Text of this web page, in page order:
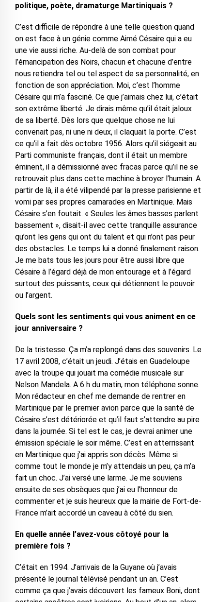
politique, poète, dramaturge Martiniquais ?
C’est difficile de répondre à une telle question quand
on est face à un génie comme Aimé Césaire qui a eu
une vie aussi riche. Au-delà de son combat pour
l’émancipation des Noirs, chacun et chacune d’entre
nous retiendra tel ou tel aspect de sa personnalité, en
fonction de son appréciation. Moi, c’est l’homme
Césaire qui m’a fasciné. Ce que j’aimais chez lui, c’était
son extrême liberté. Je dirais même qu’il était jaloux
de sa liberté. Dès lors que quelque chose ne lui
convenait pas, ni une ni deux, il claquait la porte. C’est
ce qu’il a fait dès octobre 1956. Alors qu’il siégeait au
Parti communiste français, dont il était un membre
éminent, il a démissionné avec fracas parce qu’il ne se
retrouvait plus dans cette machine à broyer l’humain. A
partir de là, il a été vilipendé par la presse parisienne et
vomi par ses propres camarades en Martinique. Mais
Césaire s’en foutait. « Seules les âmes basses parlent
bassement », disait-il avec cette tranquille assurance
qu’ont les gens qui ont du talent et qui n’ont pas peur
des obstacles. Le temps lui a donné finalement raison.
Je me bats tous les jours pour être aussi libre que
Césaire à l’égard déjà de mon entourage et à l’égard
surtout des puissants, ceux qui détiennent le pouvoir
ou l’argent.
Quels sont les sentiments qui vous animent en ce
jour anniversaire ?
De la tristesse. Ça m’a replongé dans des souvenirs. Le
17 avril 2008, c’était un jeudi. J’étais en Guadeloupe
avec la troupe qui jouait ma comédie musicale sur
Nelson Mandela. A 6 h du matin, mon téléphone sonne.
Mon rédacteur en chef me demande de rentrer en
Martinique par le premier avion parce que la santé de
Césaire s’est détériorée et qu’il faut s’attendre au pire
dans la journée. Si tel est le cas, je devrai animer une
émission spéciale le soir même. C’est en atterrissant
en Martinique que j’ai appris son décès. Même si
comme tout le monde je m’y attendais un peu, ça m’a
fait un choc. J’ai versé une larme. Je me souviens
ensuite de ses obsèques que j’ai eu l’honneur de
commenter et je suis heureux que la mairie de Fort-de-
France m’ait accordé un caveau à côté du sien.
En quelle année l’avez-vous côtoyé pour la
première fois ?
C’était en 1994. J’arrivais de la Guyane où j’avais
présenté le journal télévisé pendant un an. C’est
comme ça que j’avais découvert les fameux Boni, dont